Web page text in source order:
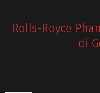
Rolls-Royce
di